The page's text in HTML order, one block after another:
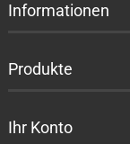
Informationen
Produkte
Ihr Konto